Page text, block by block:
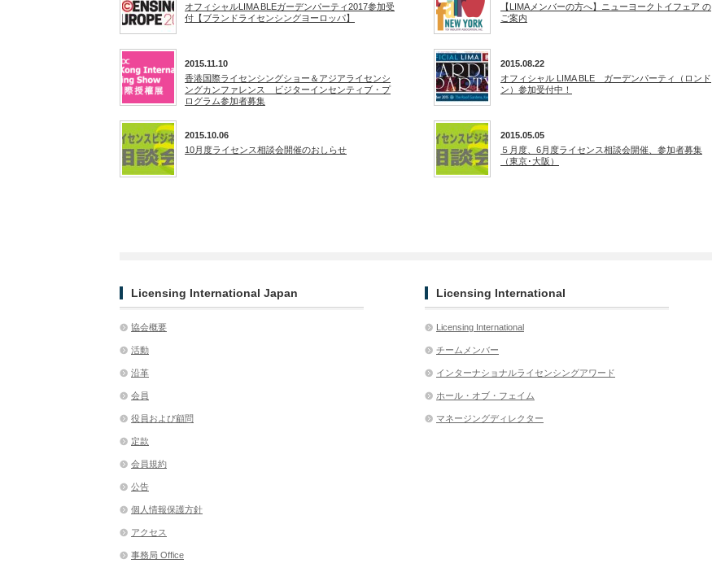
オフィシャルLIMA BLEガーデンパーティ2017参加受
付【ブランドライセンシングヨーロッパ】
【LIMAメンバーの方へ】ニューヨークトイフェア の
ご案内
2015.11.10
香港国際ライセンシングショー＆アジアライセンシ
ングカンファレンス ビジターインセンティブ・プ
ログラム参加者募集
2015.08.22
オフィシャル LIMA BLE ガーデンパーティ（ロンド
ン）参加受付中！
2015.10.06
10月度ライセンス相談会開催のおしらせ
2015.05.05
５月度、6月度ライセンス相談会開催、参加者募集
（東京･大阪）
Licensing International Japan
協会概要
活動
沿革
会員
役員および顧問
定款
会員規約
公告
個人情報保護方針
アクセス
事務局 Office
Licensing International
Licensing International
チームメンバー
インターナショナルライセンシングアワード
ホール・オブ・フェイム
マネージングディレクター